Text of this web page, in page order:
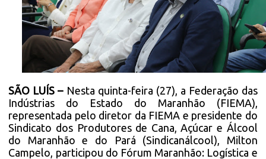
SÃO LUÍS – Nesta quinta-feira (27), a Federação das
Indústrias do Estado do Maranhão (FIEMA),
representada pelo diretor da FIEMA e presidente do
Sindicato dos Produtores de Cana, Açúcar e Álcool
do Maranhão e do Pará (Sindicanálcool), Milton
Campelo, participou do Fórum Maranhão: Logística e